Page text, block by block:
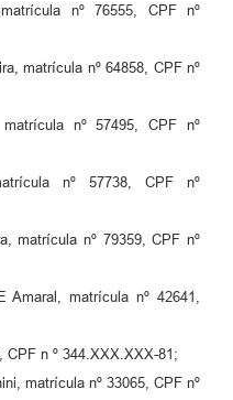
nº 76555, CPF nº
matrícula nº 64858, CPF nº
nº 57495, CPF nº
nº 57738, CPF nº
matrícula nº 79359, CPF nº
matrícula nº 42641,
CPF n º 344.XXX.XXX-81;
matrícula nº 33065, CPF nº